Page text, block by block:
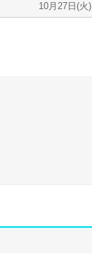
10月27日(火)